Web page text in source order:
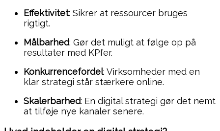
Effektivitet: Sikrer at ressourcer bruges
rigtigt.
Målbarhed: Gør det muligt at følge op på
resultater med KPI’er.
Konkurrencefordel: Virksomheder med en
klar strategi står stærkere online.
Skalerbarhed: En digital strategi gør det nemt
at tilføje nye kanaler senere.